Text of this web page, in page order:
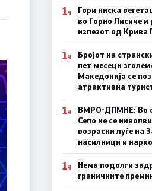
1Ч
Гори ниска
во Горно Лисиче и
излезот од Крива
1Ч
Бројот на
пет месеци
Македонија се
атрактивна
1Ч
ВМРО-ДПМНЕ: Во
Село не се
возрасни луѓе на
насилници и
1Ч
Нема подолги
граничните